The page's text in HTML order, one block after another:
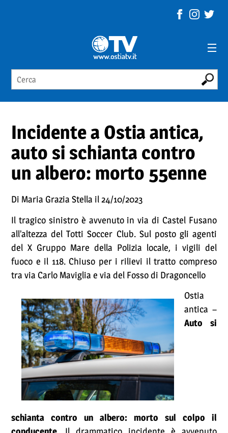
Incidente a Ostia antica,
auto si schianta contro
un albero: morto 55enne
Di Maria Grazia Stella il 24/10/2023
Il tragico sinistro è avvenuto in via di Castel Fusano
all’altezza del Totti Soccer Club. Sul posto gli agenti
del X Gruppo Mare della Polizia locale, i vigili del
fuoco e il 118. Chiuso per i rilievi il tratto compreso
tra via Carlo Maviglia e via del Fosso di Dragoncello
Ostia
antica –
Auto si
schianta contro un albero: morto sul colpo il